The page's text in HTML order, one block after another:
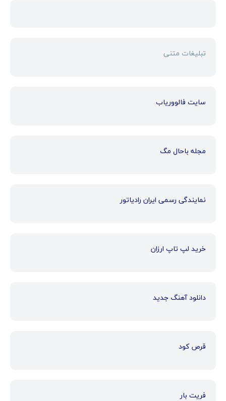
تبلیغات متنی
سایت فالووریاب
مجله باحال مگ
نمایندگی رسمی ایران رادیاتور
خرید لپ تاپ ارزان
دانلود آهنگ جدید
قرص کود
فریت بار